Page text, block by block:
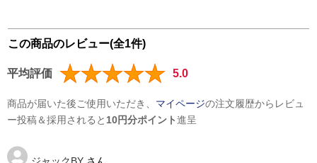
この商品のレビュー(全1件)
平均評価 5.0
商品が届いた後ご使用いただき、 マイページの注文履歴からレビュ
ー投稿＆採用されると 10円分ポイント進呈